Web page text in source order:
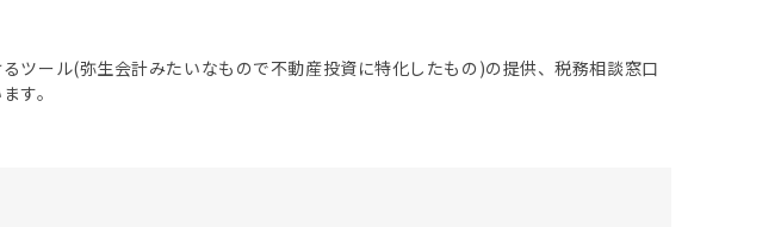
ツール(弥生会計みたいなもので不動産投資に特化したもの)の提供、税務相談窓口
す。